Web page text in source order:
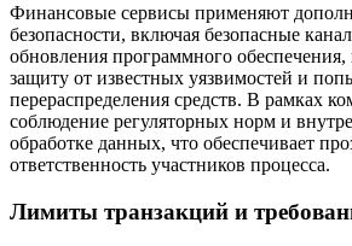
Финансовые сервисы применяют
безопасности, включая безопасные
обновления программного
защиту от известных уязвимостей и
перераспределения средств. В рамках
соблюдение регуляторных норм и
обработке данных, что обеспечивает
ответственность участников процесса.
Лимиты транзакций и